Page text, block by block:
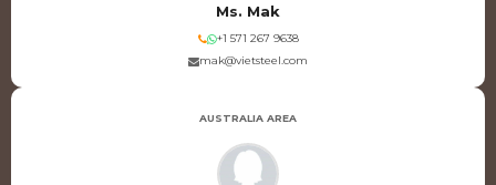
Ms. Mak
+1 571 267 9638
mak@vietsteel.com
AUSTRALIA AREA